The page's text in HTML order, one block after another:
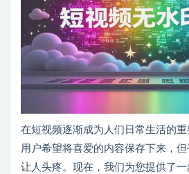
在短视频逐渐成为人们日常生活的
用户希望将喜爱的内容保存下来，
让人头疼。现在，我们为您提供了一